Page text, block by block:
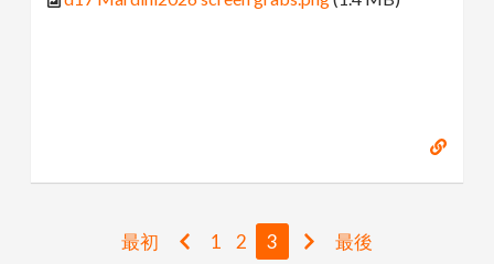
最初 1 2 3 最後